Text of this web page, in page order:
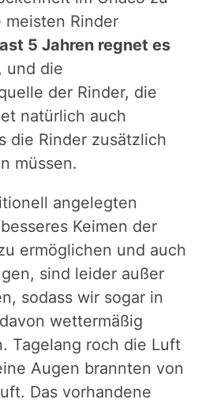
Rinder
5 Jahren regnet es
, und die
der Rinder, die
natürlich auch
die Rinder zusätzlich
müssen.
angelegten
Keimen der
ermöglichen und auch
sind leider außer
sodass wir sogar in
wettermäßig
Tagelang roch die Luft
Augen brannten von
Das vorhandene